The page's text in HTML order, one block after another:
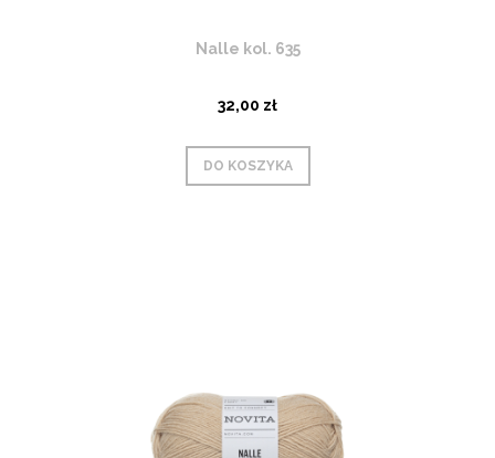
Nalle kol. 635
32,00 zł
DO KOSZYKA